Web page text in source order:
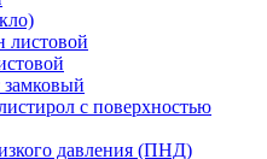
листовой
с поверхностью
давления (ПНД)